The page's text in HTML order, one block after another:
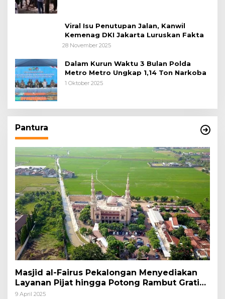
Viral Isu Penutupan Jalan, Kanwil
Kemenag DKI Jakarta Luruskan Fakta
28 November 2025
Dalam Kurun Waktu 3 Bulan Polda
Metro Metro Ungkap 1,14 Ton Narkoba
1 Oktober 2025
Pantura
Masjid al-Fairus Pekalongan Menyediakan
Layanan Pijat hingga Potong Rambut Gratis
bagi Pemudik Lebaran 2025
9 April 2025